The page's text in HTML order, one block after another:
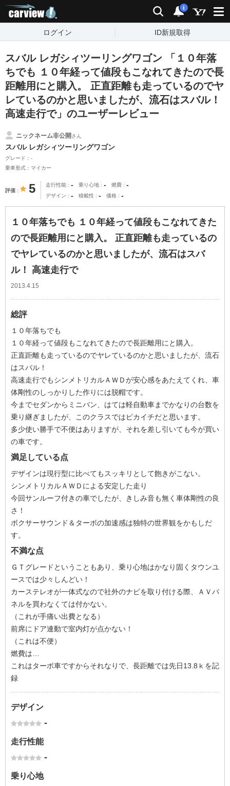
検索 通知
i
ログイン ID新規取得
スバル レガシィツーリングワゴン 「１０年落
ちでも １０年経って値段もこなれてきたので長
距離用にと購入。 正直距離も走っているのでヤ
レているのかと思いましたが、流石はスバル！
高速走行で」のユーザーレビュー
ニックネーム非公開さん
スバル レガシィツーリングワゴン
グレード：-
乗車形式：マイカー
評価 5 走行性能 - 乗り心地 - 燃費 -
デザイン - 積載性 - 価格 -
１０年落ちでも １０年経って値段もこなれてきた
ので長距離用にと購入。 正直距離も走っているの
でヤレているのかと思いましたが、流石はスバ
ル！ 高速走行で
2013.4.15
総評
１０年落ちでも
１０年経って値段もこなれてきたので長距離用にと購入。
正直距離も走っているのでヤレているのかと思いましたが、流石
はスバル！
高速走行でもシンメトリカルＡＷＤが安心感をあたえてくれ、車
体剛性のしっかりした作りには脱帽です。
今までセダンからミニバン、はては軽自動車までかなりの台数を
乗り継ぎましたが、このクラスではピカイチだと思います。
多少使い勝手で不便はありますが、それを差し引いても今が買い
の車です。
満足している点
デザインは現行型に比べてもスッキリとして飽きがこない。
シンメトリカルＡＷＤによる安定した走り
今回サンルーフ付きの車でしたが、きしみ音も無く車体剛性の良
さ！
ボクサーサウンド＆ターボの加速感は独特の世界観をかもしだ
す。
不満な点
ＧＴグレードということもあり、乗り心地はかなり固くタウンユ
ースでは少々しんどい！
カーステレオが一体式なので社外のナビを取り付ける際、ＡＶパ
ネルを買わなくては付かない。
（これが手痛い出費となる）
前席にドア連動で室内灯が点かない！
（これは不便）
燃費は…
これはターボ車ですからそれなりで、長距離では先日13.8ｋを記
録
デザイン
-
走行性能
-
乗り心地